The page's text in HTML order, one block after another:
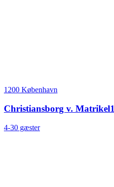
1200 København
Christiansborg v. Matrikel1
4-30 gæster